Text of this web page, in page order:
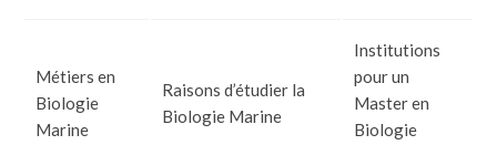
Métiers en
Biologie
Marine
Raisons d’étudier la
Biologie Marine
Institutions
pour un
Master en
Biologie